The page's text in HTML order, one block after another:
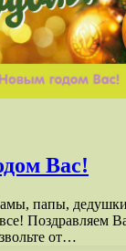
Вас!
папы,
Поздравляем
от…